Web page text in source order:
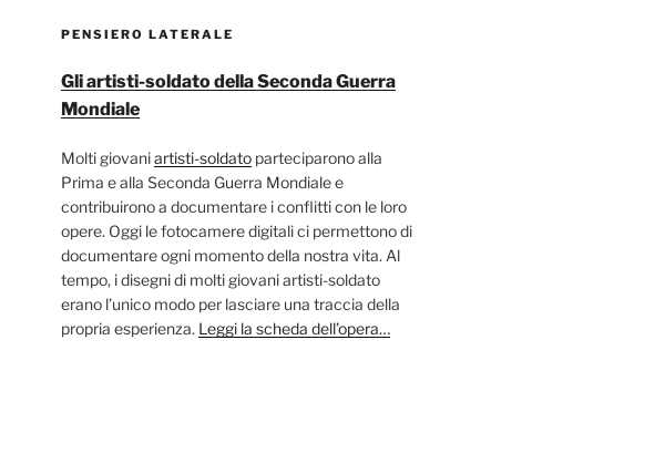
PENSIERO LATERALE
Gli artisti-soldato della Seconda Guerra
Mondiale
Molti giovaniartisti-soldatoparteciparono alla
Prima e alla Seconda Guerra Mondiale e
contribuirono a documentare i conflitti con le loro
opere. Oggi le fotocamere digitali ci permettono di
documentare ogni momento della nostra vita. Al
tempo, i disegni di molti giovani artisti-soldato
erano l’unico modo per lasciare una traccia della
propria esperienza. Leggi la scheda dell’opera…